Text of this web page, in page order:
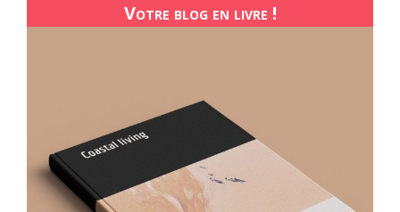
Votre blog en livre !